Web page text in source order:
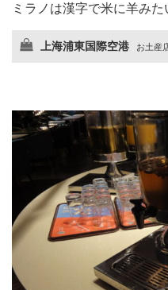
ミラノは漢字で米に羊みた
上海浦東国際空港 お土産